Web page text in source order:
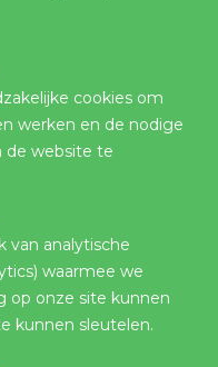
cookies om
werken en de nodige
de website te
van analytische
waarmee we
op onze site kunnen
kunnen sleutelen.